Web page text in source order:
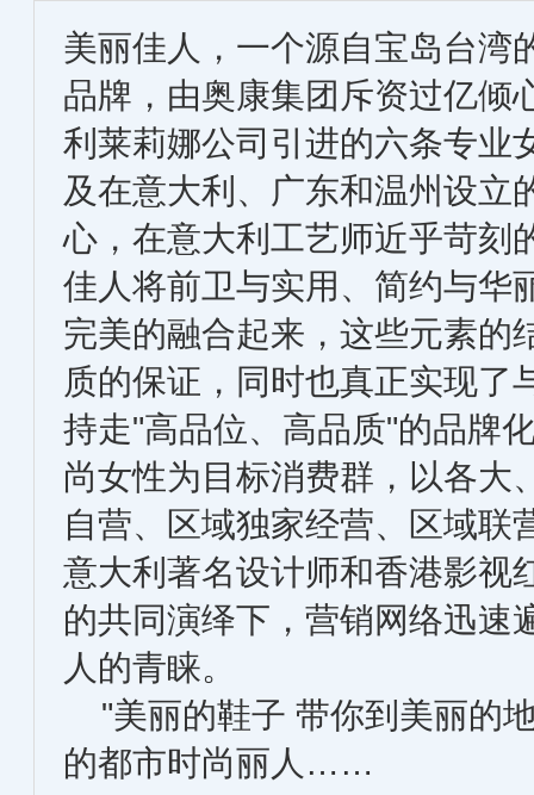
美丽佳人，一个源自宝岛台湾
品牌，由奥康集团斥资过亿倾
利莱莉娜公司引进的六条专业
及在意大利、广东和温州设立
心，在意大利工艺师近乎苛刻
佳人将前卫与实用、简约与华
完美的融合起来，这些元素的
质的保证，同时也真正实现了
持走"高品位、高品质"的品牌
尚女性为目标消费群，以各大
自营、区域独家经营、区域联
意大利著名设计师和香港影视
的共同演绎下，营销网络迅速
人的青睐。
"美丽的鞋子 带你到美丽的
的都市时尚丽人……